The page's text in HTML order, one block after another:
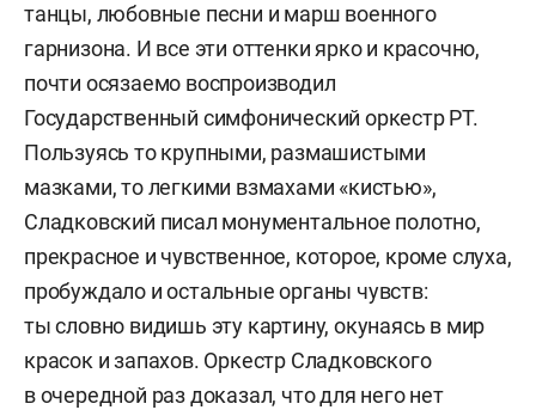
танцы, любовные песни и марш военного
гарнизона. И все эти оттенки ярко и красочно,
почти осязаемо воспроизводил
Государственный симфонический оркестр РТ.
Пользуясь то крупными, размашистыми
мазками, то легкими взмахами «кистью»,
Сладковский писал монументальное полотно,
прекрасное и чувственное, которое, кроме слуха,
пробуждало и остальные органы чувств:
ты словно видишь эту картину, окунаясь в мир
красок и запахов. Оркестр Сладковского
в очередной раз доказал, что для него нет